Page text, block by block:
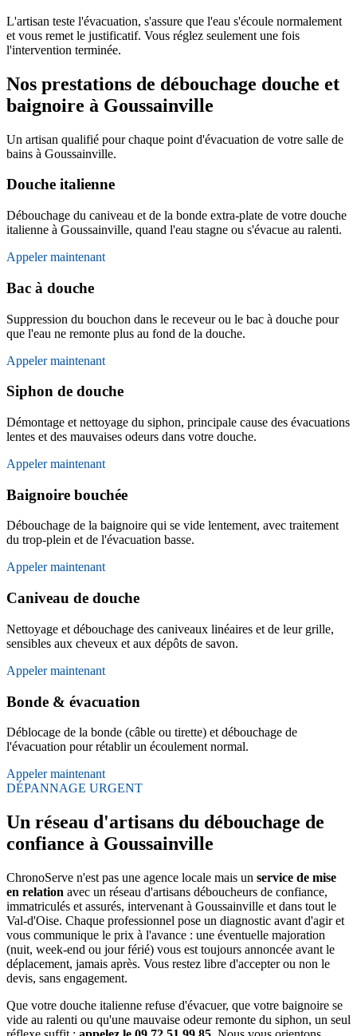
L'artisan teste l'évacuation, s'assure que l'eau s'écoule normalement
et vous remet le justificatif. Vous réglez seulement une fois
l'intervention terminée.
Nos prestations de débouchage douche et
baignoire à Goussainville
Un artisan qualifié pour chaque point d'évacuation de votre salle de
bains à Goussainville.
Douche italienne
Débouchage du caniveau et de la bonde extra-plate de votre douche
italienne à Goussainville, quand l'eau stagne ou s'évacue au ralenti.
Appeler maintenant
Bac à douche
Suppression du bouchon dans le receveur ou le bac à douche pour
que l'eau ne remonte plus au fond de la douche.
Appeler maintenant
Siphon de douche
Démontage et nettoyage du siphon, principale cause des évacuations
lentes et des mauvaises odeurs dans votre douche.
Appeler maintenant
Baignoire bouchée
Débouchage de la baignoire qui se vide lentement, avec traitement
du trop-plein et de l'évacuation basse.
Appeler maintenant
Caniveau de douche
Nettoyage et débouchage des caniveaux linéaires et de leur grille,
sensibles aux cheveux et aux dépôts de savon.
Appeler maintenant
Bonde & évacuation
Déblocage de la bonde (câble ou tirette) et débouchage de
l'évacuation pour rétablir un écoulement normal.
Appeler maintenant
DÉPANNAGE URGENT
Un réseau d'artisans du débouchage de
confiance à Goussainville
ChronoServe n'est pas une agence locale mais un service de mise
en relation avec un réseau d'artisans déboucheurs de confiance,
immatriculés et assurés, intervenant à Goussainville et dans tout le
Val-d'Oise. Chaque professionnel pose un diagnostic avant d'agir et
vous communique le prix à l'avance : une éventuelle majoration
(nuit, week-end ou jour férié) vous est toujours annoncée avant le
déplacement, jamais après. Vous restez libre d'accepter ou non le
devis, sans engagement.
Que votre douche italienne refuse d'évacuer, que votre baignoire se
vide au ralenti ou qu'une mauvaise odeur remonte du siphon, un seul